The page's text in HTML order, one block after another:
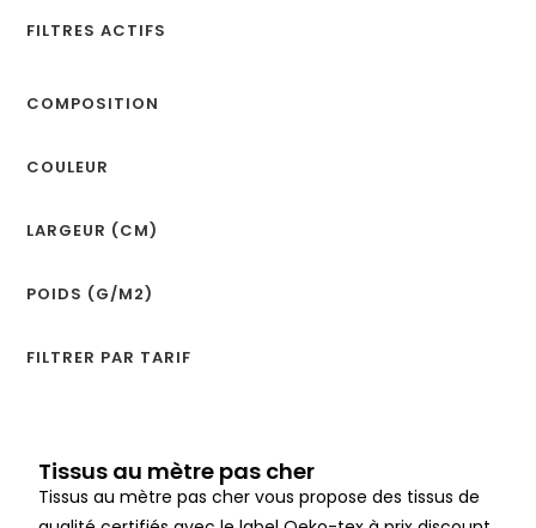
FILTRES ACTIFS
COMPOSITION
COULEUR
LARGEUR (CM)
POIDS (G/M2)
FILTRER PAR TARIF
Tissus au mètre pas cher
Tissus au mètre pas cher vous propose des tissus de